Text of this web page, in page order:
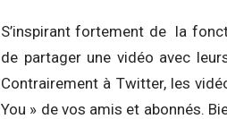
S’inspirant fortement de la
de partager une vidéo avec
Contrairement à Twitter, les
You » de vos amis et abonnés.